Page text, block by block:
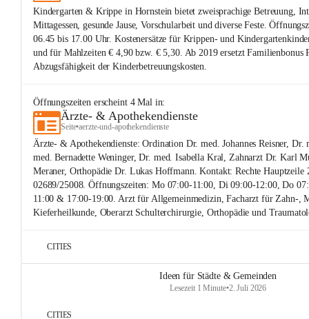
Kindergarten & Krippe in Hornstein bietet zweisprachige Betreuung,
Mittagessen, gesunde Jause, Vorschularbeit und diverse Feste.
06.45 bis 17.00 Uhr. Kostenersätze für Krippen- und
und für Mahlzeiten € 4,90 bzw. € 5,30. Ab 2019 ersetzt Familienbonus
Abzugsfähigkeit der Kinderbetreuungskosten.
Öffnungszeiten erscheint 4Mal in:
Ärzte- & Apothekendienste
Seite•aerzte-und-apothekendienste
Ärzte- & Apothekendienste: Ordination Dr. med. Johannes Reisner, Dr.
med. Bernadette Weninger, Dr. med. Isabella Kral, Zahnarzt Dr. Karl
Meraner, Orthopädie Dr. Lukas Hoffmann. Kontakt: Rechte Hauptzeile
02689/25008. Öffnungszeiten: Mo 07:00-11:00, Di 09:00-12:00, Do
11:00 & 17:00-19:00. Arzt für Allgemeinmedizin, Facharzt für Zahn-,
Kieferheilkunde, Oberarzt Schulterchirurgie, Orthopädie und
CITIES
Ideen für Städte & Gemeinden
Lesezeit 1 Minute•2. Juli 2026
CITIES